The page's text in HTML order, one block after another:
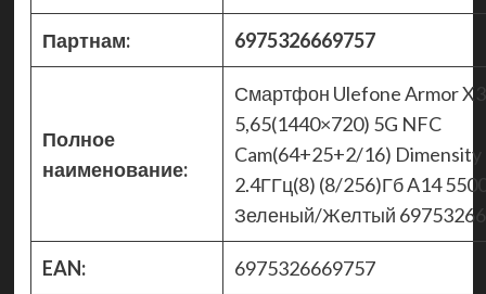
Партнам: 6975326669757
Полное
наименование:
Смартфон Ulefone Armor
5,65(1440×720) 5G NFC
Cam(64+25+2/16) Dimensity
2.4ГГц(8) (8/256)Гб A14
Зеленый/Желтый
EAN: 6975326669757